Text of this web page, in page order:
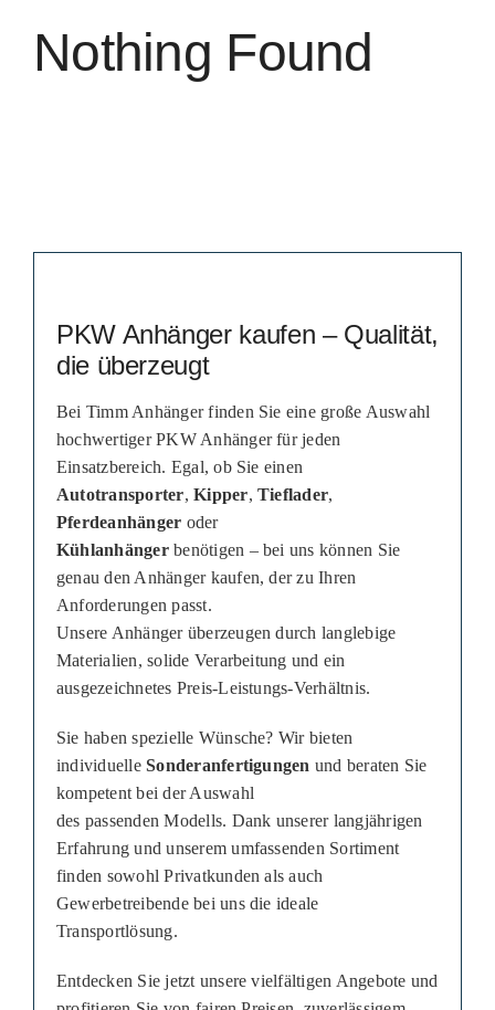
Nothing Found
PKW Anhänger kaufen – Qualität,
die überzeugt
Bei Timm Anhänger finden Sie eine große Auswahl
hochwertiger PKW Anhänger für jeden
Einsatzbereich. Egal, ob Sie einen
Autotransporter,Kipper,Tieflader,
Pferdeanhänger oder
Kühlanhängerbenötigen – bei uns können Sie
genau den Anhänger kaufen, der zu Ihren
Anforderungen passt.
Unsere Anhänger überzeugen durch langlebige
Materialien, solide Verarbeitung und ein
ausgezeichnetes Preis-Leistungs-Verhältnis.
Sie haben spezielle Wünsche? Wir bieten
individuelleSonderanfertigungen und beraten Sie
kompetent bei der Auswahl
des passenden Modells. Dank unserer langjährigen
Erfahrung und unserem umfassenden Sortiment
finden sowohl Privatkunden als auch
Gewerbetreibende bei uns die ideale
Transportlösung.
Entdecken Sie jetzt unsere vielfältigen Angebote und